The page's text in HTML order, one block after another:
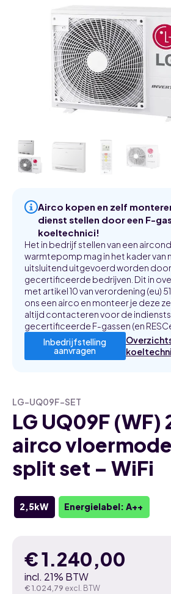
Airco kopen en zelf
dienst stellen door een F-
koeltechnici!
Het in bedrijf stellen van een
warmtepomp mag in het kader van
uitsluitend uitgevoerd worden
gecertificeerde bedrijven. Dit in
met artikel 10 van verordening (eu)
ons een airco en monteer je deze
altijd contacteren voor de
gecertificeerde F-gassen (en
Inbedrijfstelling
aanvragen
LG-UQ09F-SET
LG UQ09F (WF)
airco
split set – WiFi
2,5kW Energielabel: A++
€1.240,00
incl. 21% BTW
€ 1.024,79 excl. BTW